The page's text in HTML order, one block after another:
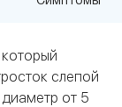
слепой
от 5